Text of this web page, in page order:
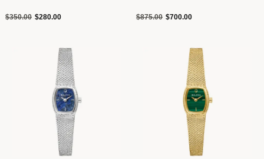
Precio reducido de
$350.00a$280.00 Precio reducido de
$875.00a$700.00